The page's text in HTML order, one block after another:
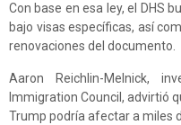
Con base en esa ley, el DHS
bajo visas específicas, así
renovaciones del documento.
Aaron Reichlin-Melnick,
Immigration Council, advirtió
Trump podría afectar a miles